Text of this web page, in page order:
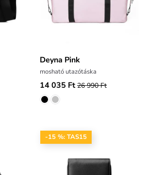
Deyna Pink
mosható utazótáska
14 035 Ft 26 990 Ft
-15 %: TAS15